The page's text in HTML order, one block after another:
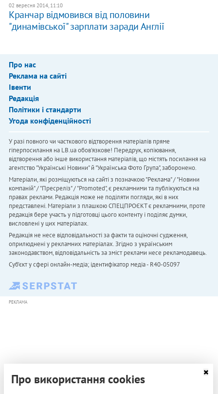
02 вересня 2014, 11:10
Кранчар відмовився від половини
"динамівської" зарплати заради Англії
Про нас
Реклама на сайті
Івенти
Редакція
Політики і стандарти
Угода конфіденційності
У разі повного чи часткового відтворення матеріалів пряме
гіперпосилання на LB.ua обов'язкове! Передрук, копіювання,
відтворення або інше використання матеріалів, що містять посилання на
агентство "Українськi Новини" й "Українська Фото Група", заборонено.
Матеріали, які розміщуються на сайті з позначкою "Реклама" / "Новини
компаній" / "Пресреліз" / "Promoted", є рекламними та публікуються на
правах реклами. Редакція може не поділяти погляди, які в них
представлені. Матеріали з плашкою СПЕЦПРОЄКТ є рекламними, проте
редакція бере участь у підготовці цього контенту і поділяє думки,
висловлені у цих матеріалах.
Редакція не несе відповідальності за факти та оціночні судження,
оприлюднені у рекламних матеріалах. Згідно з українським
законодавством, відповідальність за зміст реклами несе рекламодавець.
Cуб'єкт у сфері онлайн-медіа; ідентифікатор медіа - R40-05097
РЕКЛАМА
Про використання cookies